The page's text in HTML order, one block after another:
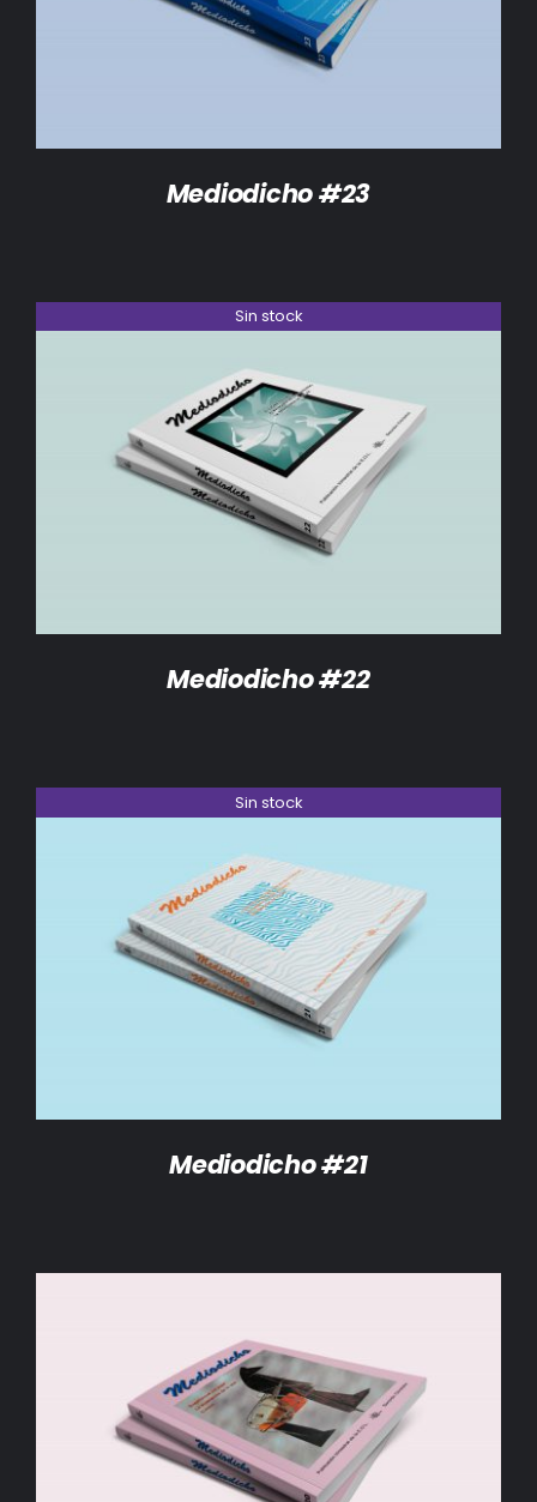
Mediodicho #23
Sin stock
DETALLES
Mediodicho #22
Sin stock
DETALLES
Mediodicho #21
AÑADIR AL CARRITO / DETALLES